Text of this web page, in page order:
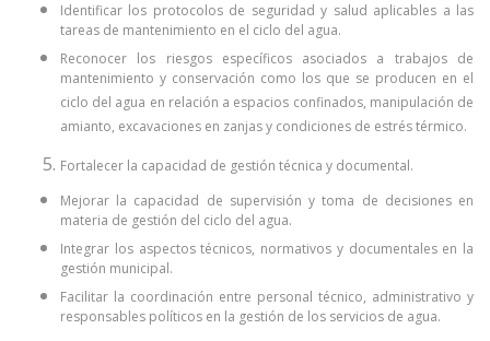
Identificar los protocolos de seguridad y salud aplicables a las
tareas de mantenimiento en el ciclo del agua.
Reconocer los riesgos específicos asociados a trabajos de
mantenimiento y conservación como los que se producen en el
ciclo del agua en relación a espacios confinados, manipulación de
amianto, excavaciones en zanjas y condiciones de estrés térmico.
Fortalecer la capacidad de gestión técnica y documental.
Mejorar la capacidad de supervisión y toma de decisiones en
materia de gestión del ciclo del agua.
Integrar los aspectos técnicos, normativos y documentales en la
gestión municipal.
Facilitar la coordinación entre personal técnico, administrativo y
responsables políticos en la gestión de los servicios de agua.